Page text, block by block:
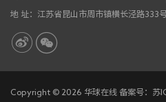
地 址：江苏省昆山市周市镇横长泾路333
Copyright © 2026 华球在线 备案号： 苏